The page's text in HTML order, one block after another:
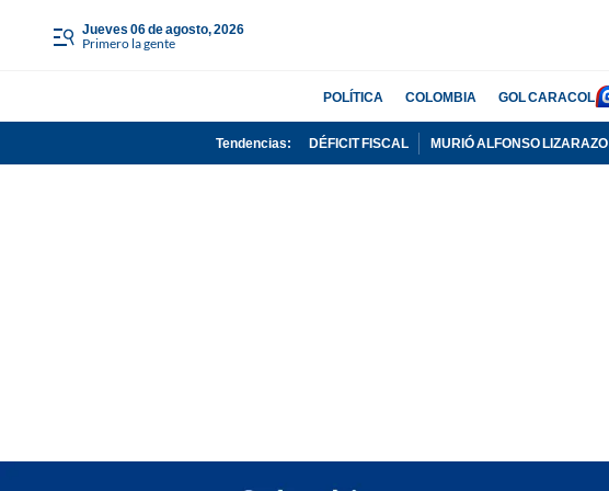
jueves 06 de agosto, 2026
Primero la gente
POLÍTICA COLOMBIA GOL CARACOL
Tendencias: DÉFICIT FISCAL MURIÓ ALFONSO LIZARAZO